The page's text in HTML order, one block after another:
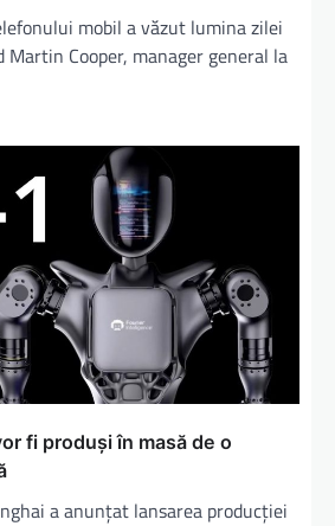
mobil a văzut lumina zilei
Cooper, manager general la
fi produși în masă de o
a anunțat lansarea producției